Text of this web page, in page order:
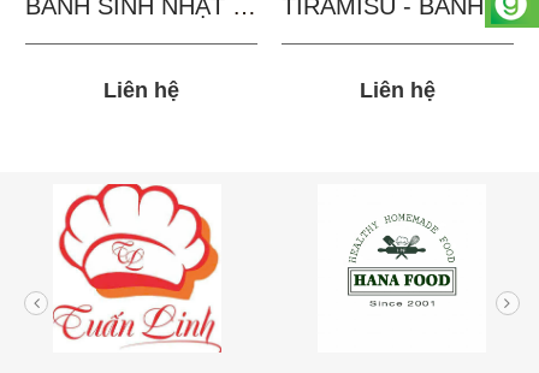
BÁNH SINH NHẬT IN...
Liên hệ
TIRAMISU - BÁNH TẶNG...
Liên hệ